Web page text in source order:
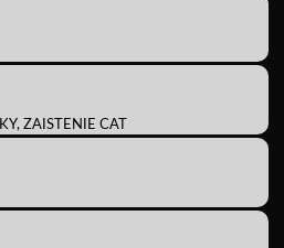
ZAISTENIE CAT